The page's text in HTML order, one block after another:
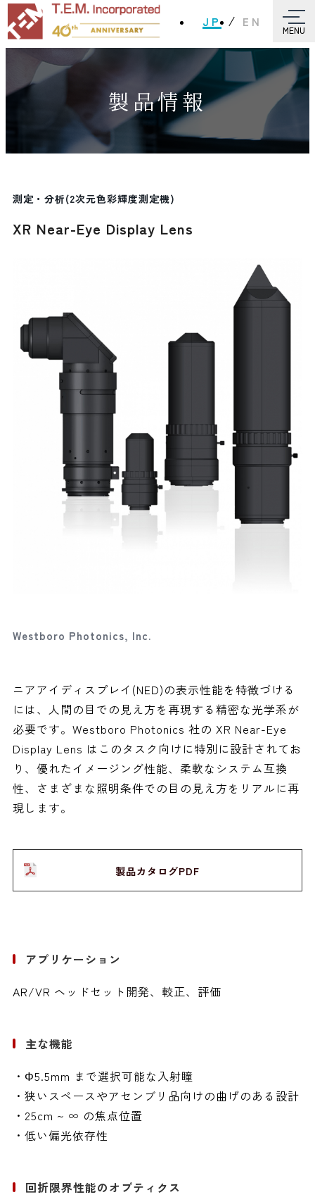
JP EN
MENU
製品情報
測定・分析(2次元色彩輝度測定機)
XR Near-Eye Display Lens
Westboro Photonics, Inc.
ニアアイディスプレイ(NED)の表示性能を特徴づける
には、人間の目での見え方を再現する精密な光学系が
必要です。Westboro Photonics 社の XR Near-Eye
Display Lens はこのタスク向けに特別に設計されてお
り、優れたイメージング性能、柔軟なシステム互換
性、さまざまな照明条件での目の見え方をリアルに再
現します。
製品カタログPDF
アプリケーション
AR/VR ヘッドセット開発、較正、評価
主な機能
・Φ5.5mm まで選択可能な入射瞳
・狭いスペースやアセンブリ品向けの曲げのある設計
・25cm ~ ∞ の焦点位置
・低い偏光依存性
回折限界性能のオプティクス